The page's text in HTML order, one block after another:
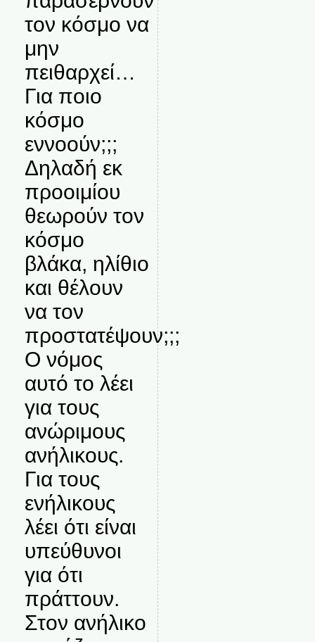
τον κόσμο να
μην
πειθαρχεί…
Για ποιο
κόσμο
εννοούν;;;
Δηλαδή εκ
προοιμίου
θεωρούν τον
κόσμο
βλάκα, ηλίθιο
και θέλουν
να τον
προστατέψουν;;;
Ο νόμος
αυτό το λέει
για τους
ανώριμους
ανήλικους.
Για τους
ενήλικους
λέει ότι είναι
υπεύθυνοι
για ότι
πράττουν.
Στον ανήλικο